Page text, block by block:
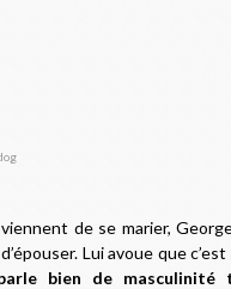
viennent de se marier,
Lui avoue que
bien de masculinité